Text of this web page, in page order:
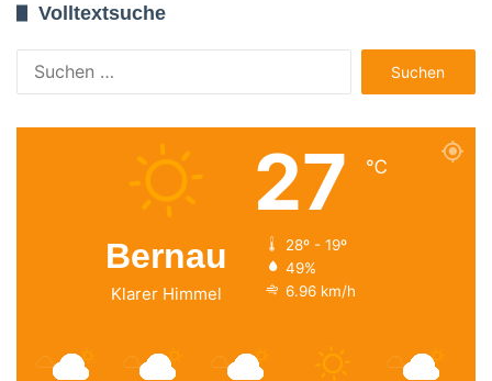
Volltextsuche
nach:
Bernau
Klarer Himmel
27 ℃
28º - 19º
49%
6.96 km/h